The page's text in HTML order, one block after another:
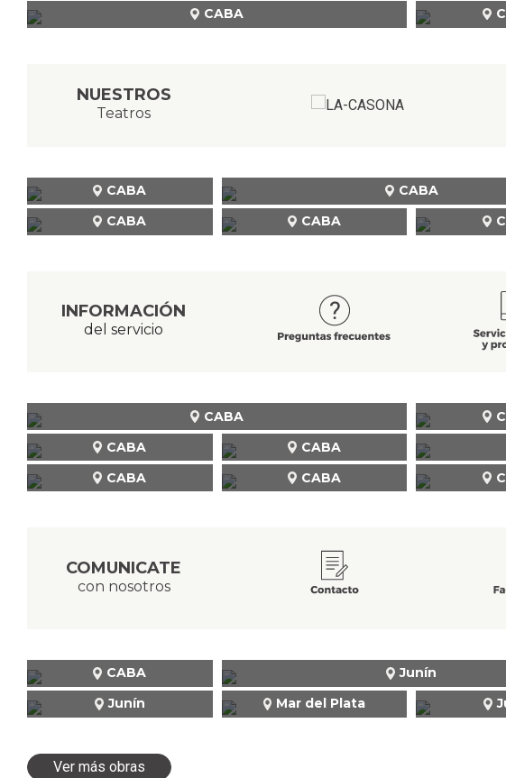
CABA
NUESTROS
Teatros
CABA CABA
CABA
CABA
INFORMACIÓN
del servicio
CABA
CABA
CABA
CABA
CABA
COMUNICATE
con nosotros
CABA Junín
Junín
Mar del Plata
Ver más obras